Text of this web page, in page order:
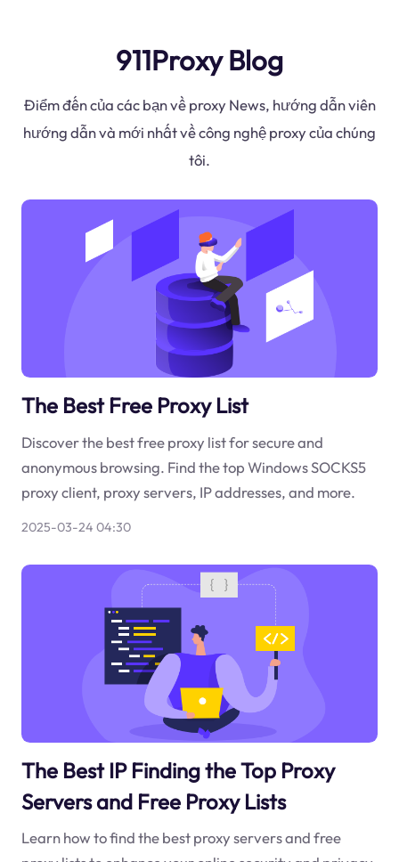
911Proxy Blog
Điểm đến của các bạn về proxy News, hướng dẫn viên
hướng dẫn và mới nhất về công nghệ proxy của chúng
tôi.
The Best Free Proxy List
Discover the best free proxy list for secure and
anonymous browsing. Find the top Windows SOCKS5
proxy client, proxy servers, IP addresses, and more.
2025-03-24 04:30
The Best IP Finding the Top Proxy
Servers and Free Proxy Lists
Learn how to find the best proxy servers and free